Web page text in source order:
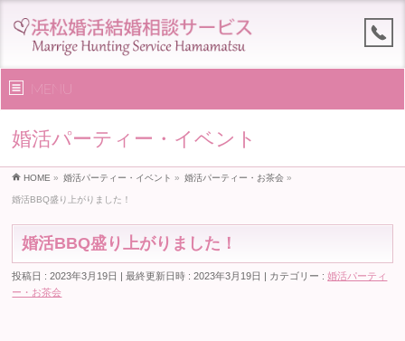
MENU
婚活パーティー・イベント
HOME » 婚活パーティー・イベント » 婚活パーティー・お茶会 »
婚活BBQ盛り上がりました！
婚活BBQ盛り上がりました！
投稿日 : 2023年3月19日 最終更新日時 : 2023年3月19日 カテゴリー : 婚活パーティ
ー・お茶会